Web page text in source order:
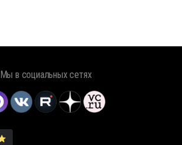
Мы в социальных сетях